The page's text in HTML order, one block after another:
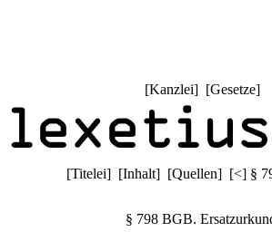
[Kanzlei] [Gesetze]
[Titelei] [Inhalt] [Quellen] [<] §
§ 798 BGB.